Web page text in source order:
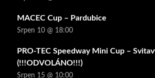
MACEC Cup – Pardubice
Srpen 10 @ 18:00
PRO-TEC Speedway Mini Cup –
(!!!ODVOLÁNO!!!)
Srpen 15 @ 10:00